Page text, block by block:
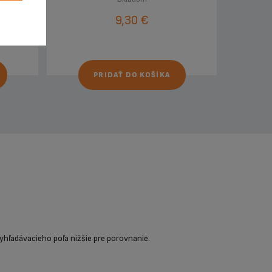
9,30 €
PRIDAŤ DO KOŠÍKA
poľa nižšie pre porovnanie.